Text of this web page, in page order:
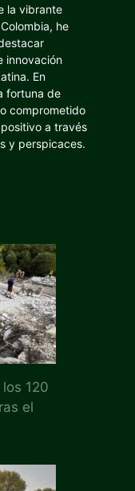
la vibrante
he
innovación
En
fortuna de
comprometido
a través
y perspicaces.
120
el